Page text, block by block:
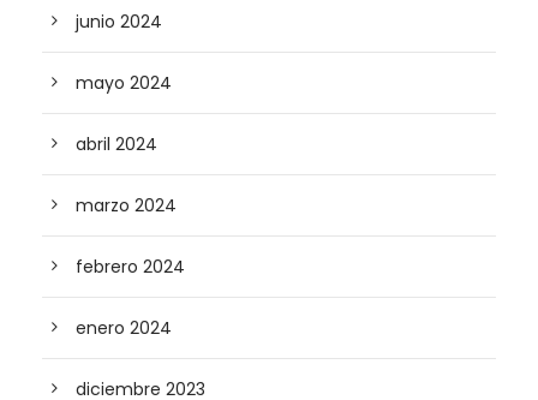
junio 2024
mayo 2024
abril 2024
marzo 2024
febrero 2024
enero 2024
diciembre 2023